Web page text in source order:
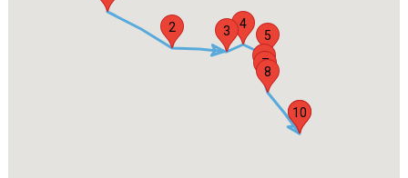
2 3
4
5
6
7
8
9
10